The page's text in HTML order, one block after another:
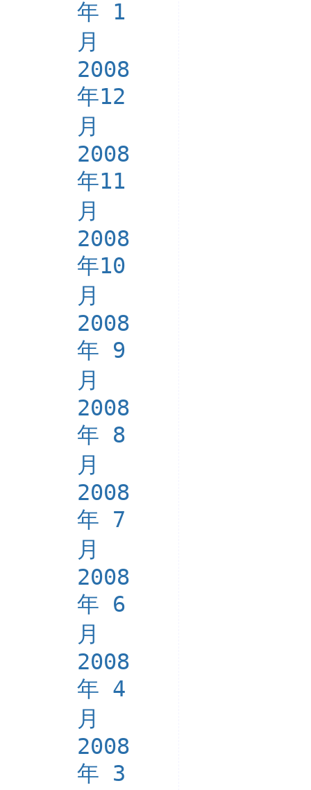
年 1
月
2008
年12
月
2008
年11
月
2008
年10
月
2008
年 9
月
2008
年 8
月
2008
年 7
月
2008
年 6
月
2008
年 4
月
2008
年 3